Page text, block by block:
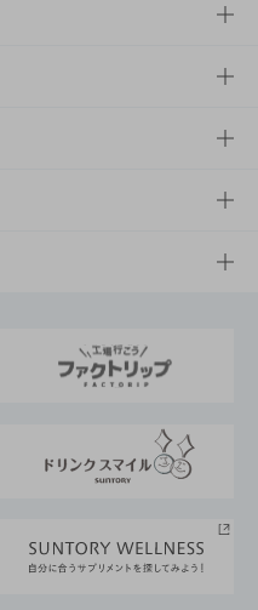
ビリティ経営